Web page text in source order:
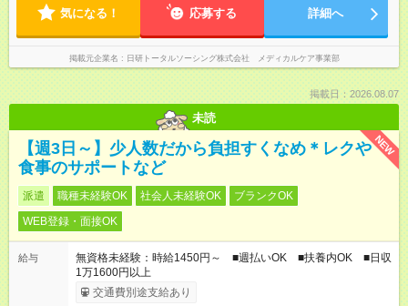
気になる！ 応募する 詳細へ
掲載元企業名 日研トータルソーシング株式会社 メディカルケア事業部
掲載日：2026.08.07
未読
NEW
【週3日～】少人数だから負担すくなめ＊レクや
食事のサポートなど
派遣 職種未経験OK 社会人未経験OK
ブランクOK
WEB登録・面接OK
給与
無資格未経験：時給1450円～ ■週払いOK ■扶養内OK ■日収
1万1600円以上
交通費別途支給あり